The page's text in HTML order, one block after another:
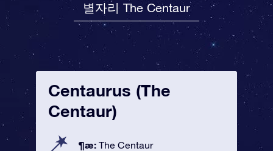
별자리 The Centaur
Centaurus (The
Centaur)
¶æ: The Centaur